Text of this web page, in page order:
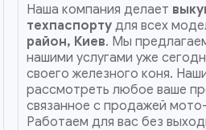
Наша компания делает
техпаспорту для всех
район, Киев. Мы
нашими услугами уже
своего железного коня.
рассмотреть любое ваше
связанное с продажей
Работаем для вас без